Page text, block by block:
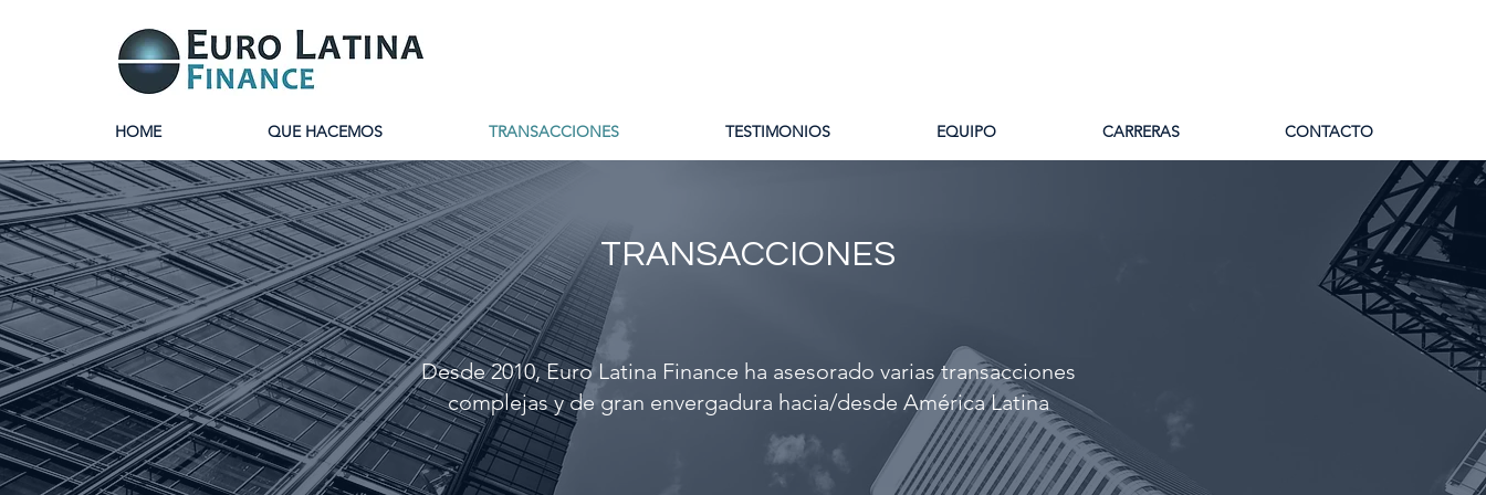
HOME QUE HACEMOS TRANSACCIONES TESTIMONIOS EQUIPO CARRERAS CONTACTO
TRANSACCIONES
Desde 2010, Euro Latina Finance ha asesorado varias transacciones
complejas y de gran envergadura hacia/desde América Latina